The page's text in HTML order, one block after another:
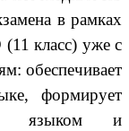
в рамках
класс) уже с
обеспечивает
формирует
языком и